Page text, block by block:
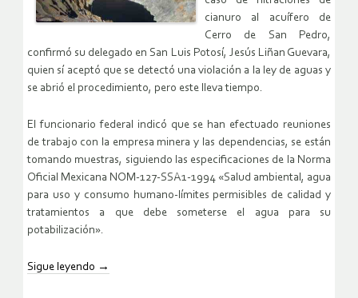
cianuro al acuífero de
Cerro de San Pedro,
confirmó su delegado en San Luis Potosí, Jesús Liñan Guevara,
quien sí aceptó que se detectó una violación a la ley de aguas y
se abrió el procedimiento, pero este lleva tiempo.
El funcionario federal indicó que se han efectuado reuniones
de trabajo con la empresa minera y las dependencias, se están
tomando muestras, siguiendo las especificaciones de la Norma
Oficial Mexicana NOM-127-SSA1-1994 «Salud ambiental, agua
para uso y consumo humano-límites permisibles de calidad y
tratamientos a que debe someterse el agua para su
potabilización».
Sigue leyendo →